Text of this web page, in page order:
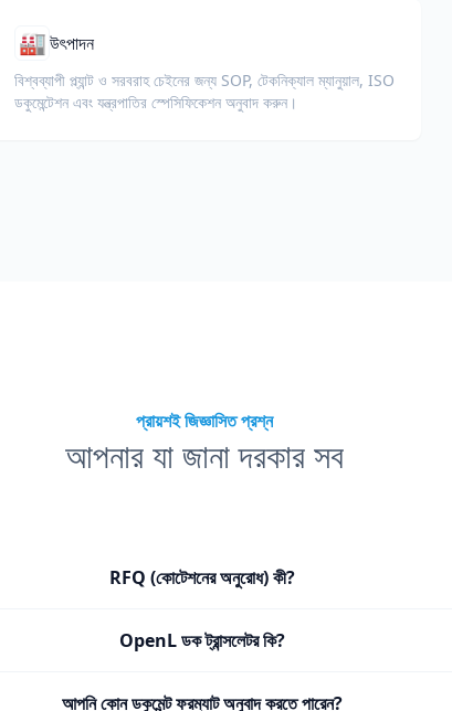
🏭উৎপাদন
বিশ্বব্যাপী প্ল্যান্ট ও সরবরাহ চেইনের জন্য SOP, টেকনিক্যাল ম্যানুয়াল, ISO
ডকুমেন্টেশন এবং যন্ত্রপাতির স্পেসিফিকেশন অনুবাদ করুন।
প্রায়শই জিজ্ঞাসিত প্রশ্ন
আপনার যা জানা দরকার সব
RFQ (কোটেশনের অনুরোধ) কী?
OpenL ডক ট্রান্সলেটর কি?
আপনি কোন ডকুমেন্ট ফরম্যাট অনুবাদ করতে পারেন?